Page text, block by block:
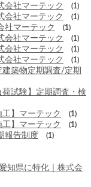
会社マーテック (1)
会社マーテック (1)
社マーテック (1)
会社マーテック (1)
会社マーテック (1)
会社マーテック (1)
築物定期調査/定期
試験】定期調査・検
】マーテック (1)
】マーテック (1)
告制度 (1)
知県に特化｜株式会